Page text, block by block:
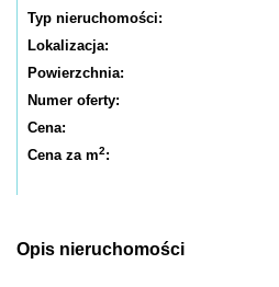
Typ nieruchomości:
Lokalizacja:
Powierzchnia:
Numer oferty:
Cena:
Cena za m2:
Opis nieruchomości